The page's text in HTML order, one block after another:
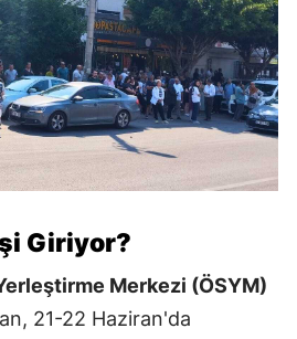
Giriyor?
Merkezi (ÖSYM)
21-22 Haziran'da